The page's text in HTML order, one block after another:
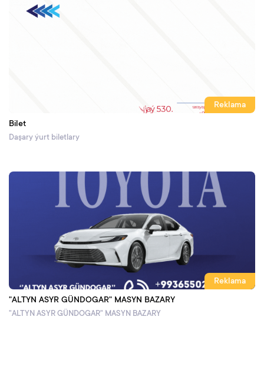
Reklama
Bilet
Daşary ýurt biletlary
Reklama
"ALTYN ASYR GÜNDOGAR" MASYN BAZARY
"ALTYN ASYR GÜNDOGAR" MASYN BAZARY